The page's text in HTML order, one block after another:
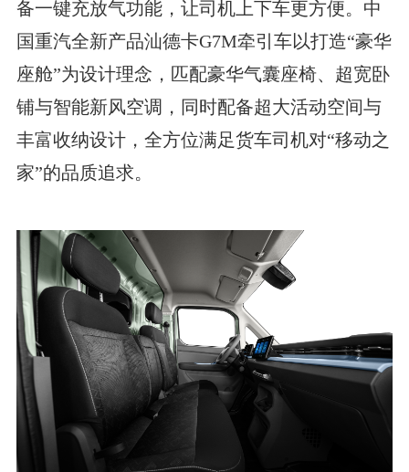
备一键充放气功能，让司机上下车更方便。中
国重汽全新产品汕德卡G7M牵引车以打造“豪华
座舱”为设计理念，匹配豪华气囊座椅、超宽卧
铺与智能新风空调，同时配备超大活动空间与
丰富收纳设计，全方位满足货车司机对“移动之
家”的品质追求。